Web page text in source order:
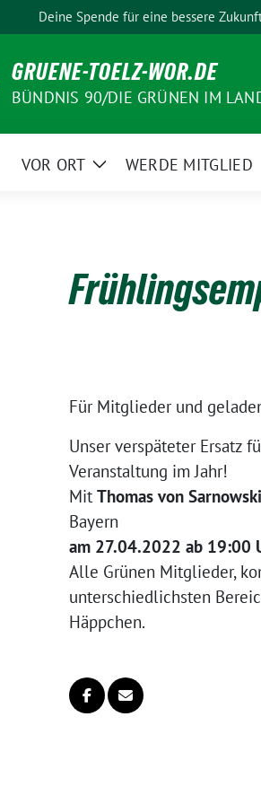
Deine Spende für eine bessere
GRUENE-TOELZ-WOR.DE
BÜNDNIS 90/DIE GRÜNEN IM
VOR ORT
ZeigeWERDE MITGLIED
Für Mitglieder und
Unser verspäteter Ersatz
Veranstaltung im Jahr!
Mit Thomas von Sarnowski
Bayern
am 27.04.2022 ab 19:00
Alle Grünen Mitglieder,
unterschiedlichsten
Häppchen.